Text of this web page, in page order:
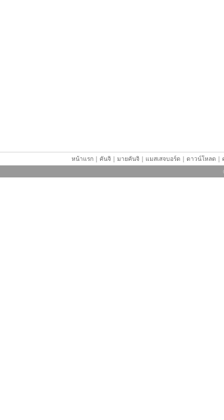
หน้าแรก คันจิ มายคันจิ แมสเสจบอร์ด ดาวน์โหลด